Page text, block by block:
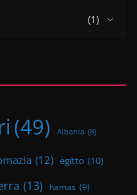
(1)
(49) Albania (8)
(12) egitto (10)
(13) hamas (9)